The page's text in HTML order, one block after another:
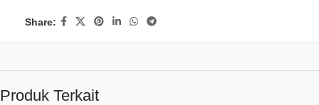
Share:
Produk Terkait